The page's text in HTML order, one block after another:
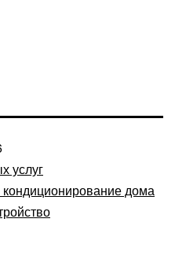
услуг
кондиционирование дома